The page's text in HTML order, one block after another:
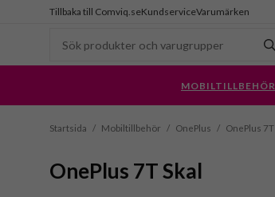
Tillbaka till Comviq.seKundserviceVarumärken
MOBILTILLBEHÖR
Startsida / Mobiltillbehör / OnePlus / OnePlus 7T
OnePlus 7T Skal